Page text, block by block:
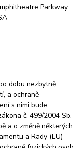
Parkway,
dobu nezbytně
a ochraně
s nimi bude
č. 499/2004 Sb.
a o změně některých
a Rady (EU)